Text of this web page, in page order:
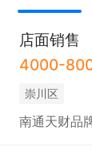
店面销售
4000-
崇川区
南通天财品